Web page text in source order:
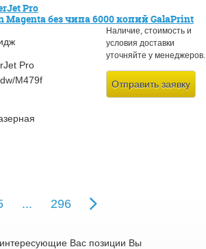
Pro
без чипа 6000 копий GalaPrint
Pro
M479f
Наличие, стоимость и
условия доставки
уточняйте у менеджеров.
Отправить заявку
... 296
Вас позиции Вы